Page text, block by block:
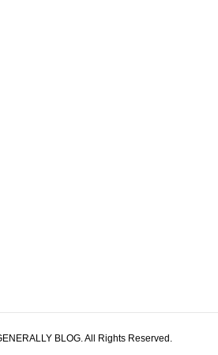
BLOG. All Rights Reserved.